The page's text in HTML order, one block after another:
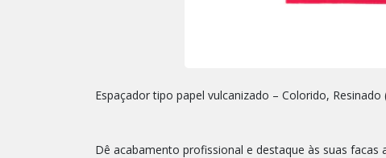
Espaçador tipo papel vulcanizado – Colorido, Resinado
Dê acabamento profissional e destaque às suas